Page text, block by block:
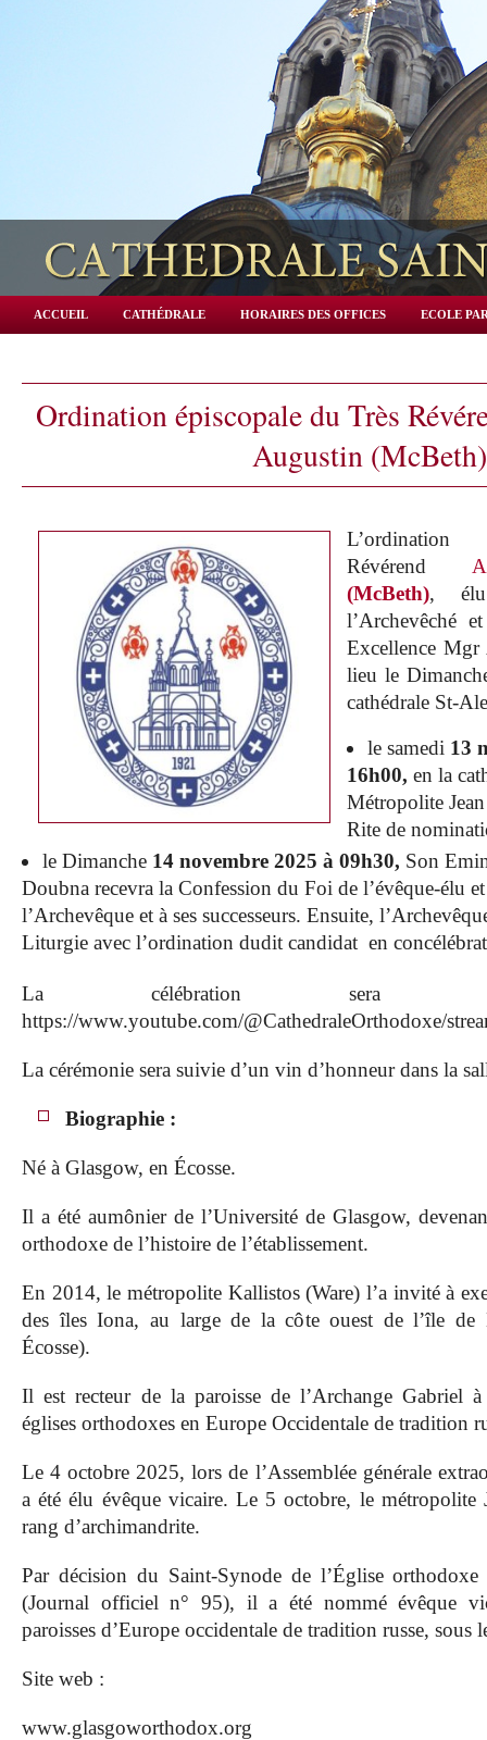
ACCUEIL CATHÉDRALE HORAIRES DES OFFICES ECOLE
Ordination épiscopale du Très
Augustin (McBeth)
Révérend
(McBeth), élu
l’Archevêché
Excellence
lieu le
cathédrale St-
le samedi 13
16h00, en la
Métropolite
Rite de
le Dimanche 14 novembre 2025 à 09h30, Son
Doubna recevra la Confession du Foi de l’évêque-élu
l’Archevêque et à ses successeurs. Ensuite,
Liturgie avec l’ordination dudit candidat en
La célébration sera
https://www.youtube.com/@CathedraleOrthodoxe/
La cérémonie sera suivie d’un vin d’honneur dans la
Biographie :
Né à Glasgow, en Écosse.
Il a été aumônier de l’Université de Glasgow,
orthodoxe de l’histoire de l’établissement.
En 2014, le métropolite Kallistos (Ware) l’a invité à
des îles Iona, au large de la côte ouest de l’île de
Écosse).
Il est recteur de la paroisse de l’Archange Gabriel
églises orthodoxes en Europe Occidentale de tradition
Le 4 octobre 2025, lors de l’Assemblée générale
a été élu évêque vicaire. Le 5 octobre, le métropolite
rang d’archimandrite.
Par décision du Saint-Synode de l’Église
(Journal officiel n° 95), il a été nommé évêque
paroisses d’Europe occidentale de tradition russe,
Site web :
www.glasgoworthodox.org